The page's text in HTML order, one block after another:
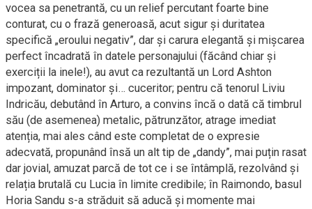
vocea sa penetrantă, cu un relief percutant foarte bine
conturat, cu o frază generoasă, acut sigur și duritatea
specifică „eroului negativ”, dar și carura elegantă și mișcarea
perfect încadrată în datele personajului (făcând chiar și
exerciții la inele!), au avut ca rezultantă un Lord Ashton
impozant, dominator și… cuceritor; pentru că tenorul Liviu
Indricău, debutând în Arturo, a convins încă o dată că timbrul
său (de asemenea) metalic, pătrunzător, atrage imediat
atenția, mai ales când este completat de o expresie
adecvată, propunând însă un alt tip de „dandy”, mai puțin rasat
dar jovial, amuzat parcă de tot ce i se întâmplă, rezolvând și
relația brutală cu Lucia în limite credibile; în Raimondo, basul
Horia Sandu s-a străduit să aducă și momente mai